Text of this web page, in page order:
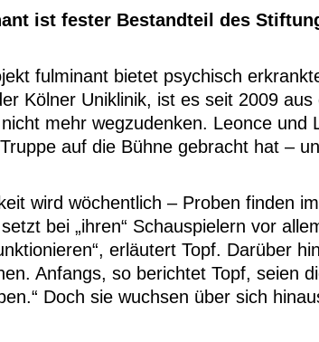
ist fester Bestandteil des
fulminant bietet psychisch
Kölner Uniklinik, ist es seit 2009
mehr wegzudenken. Leonce
auf die Bühne gebracht hat –
wird wöchentlich – Proben finden
bei „ihren“ Schauspielern vor
erläutert Topf. Darüber
Anfangs, so berichtet Topf, seien
Doch sie wuchsen über sich